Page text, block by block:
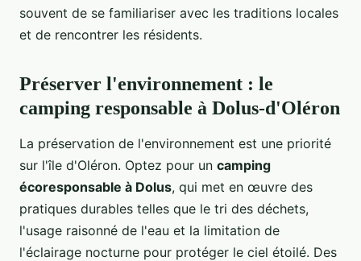
souvent de se familiariser avec les traditions locales
et de rencontrer les résidents.
Préserver l'environnement : le
camping responsable à Dolus-d'Oléron
La préservation de l'environnement est une priorité
sur l'île d'Oléron. Optez pour un camping
écoresponsable à Dolus, qui met en œuvre des
pratiques durables telles que le tri des déchets,
l'usage raisonné de l'eau et la limitation de
l'éclairage nocturne pour protéger le ciel étoilé. Des